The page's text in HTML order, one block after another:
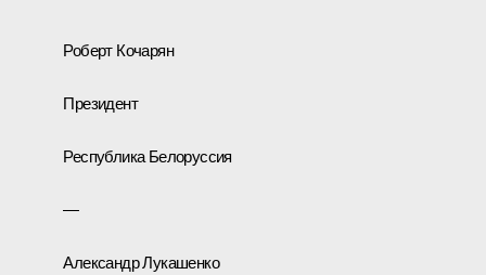
Роберт Кочарян
Президент
Республика Белоруссия
—
Александр Лукашенко